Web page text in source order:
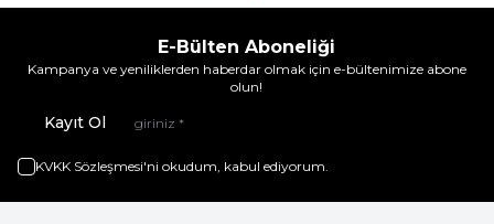
E-Bülten Aboneliği
Kampanya ve yeniliklerden haberdar olmak için e-bültenimize abone
olun!
Kayıt Ol
KVKK Sözleşmesi'ni okudum, kabul ediyorum.